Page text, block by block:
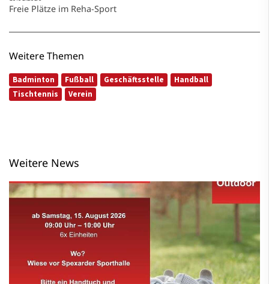
Freie Plätze im Reha-Sport
Weitere Themen
Badminton Fußball Geschäftsstelle
Handball
Tischtennis
Verein
Weitere News